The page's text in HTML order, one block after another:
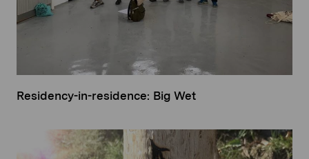
Residency-in-residence: Big Wet